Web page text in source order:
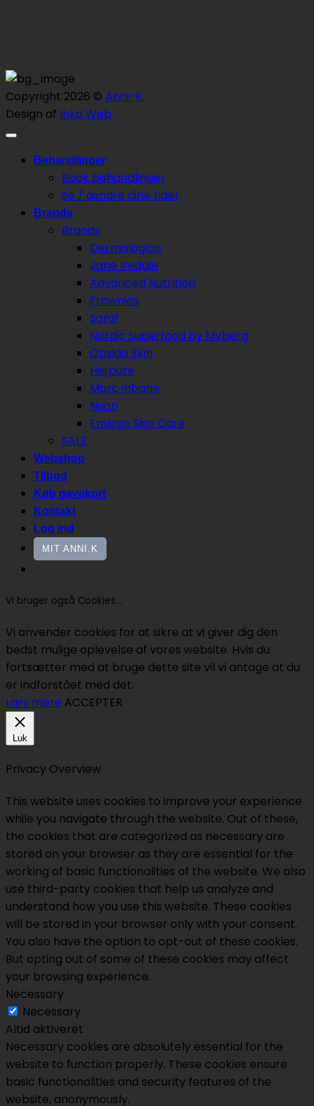
Copyright 2026 © Anni-K.
Design af Inka Web
Behandlinger
Book behandlinger
Se / ændre dine tider
Brands
Brands
Dermalogica
Jane Iredale
Advanced Nutrition
Frownies
Sanzi
Nordic Superfood by Myberg
Obsido Skin
Hej:pure
Marc Inbane
Nuori
Environ Skin Care
SALE
Webshop
Tilbud
Køb gavekort
Kontakt
Log ind
MIT ANNI.K
Vi bruger også Cookies...
Vi anvender cookies for at sikre at vi giver dig den
bedst mulige oplevelse af vores website. Hvis du
fortsætter med at bruge dette site vil vi antage at du
er indforstået med det.
Læs mere ACCEPTER
Luk
Privacy Overview
This website uses cookies to improve your experience
while you navigate through the website. Out of these,
the cookies that are categorized as necessary are
stored on your browser as they are essential for the
working of basic functionalities of the website. We also
use third-party cookies that help us analyze and
understand how you use this website. These cookies
will be stored in your browser only with your consent.
You also have the option to opt-out of these cookies.
But opting out of some of these cookies may affect
your browsing experience.
Necessary
Necessary
Altid aktiveret
Necessary cookies are absolutely essential for the
website to function properly. These cookies ensure
basic functionalities and security features of the
website, anonymously.